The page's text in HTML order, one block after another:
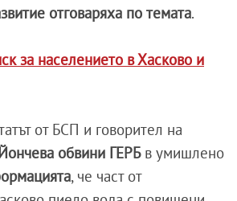
отговаряха по темата.
за населението в Хасково и
от БСП и говорител на
обвини ГЕРБв умишлено
, че част от